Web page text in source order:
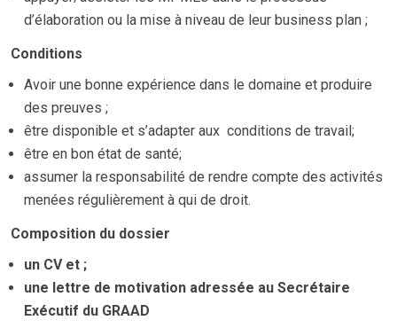
d’élaboration ou la mise à niveau de leur business plan ;
Conditions
Avoir une bonne expérience dans le domaine et produire
des preuves ;
être disponible et s’adapter aux conditions de travail;
être en bon état de santé;
assumer la responsabilité de rendre compte des activités
menées régulièrement à qui de droit.
Composition du dossier
un CV et ;
une lettre de motivation adressée au Secrétaire
Exécutif du GRAAD